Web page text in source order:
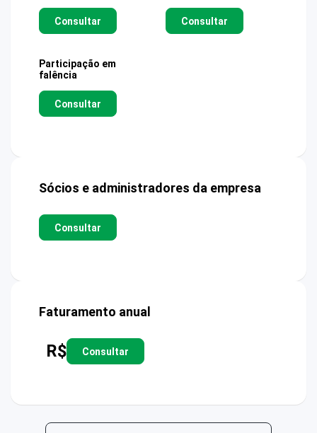
Consultar Consultar
Participação em
falência
Consultar
Sócios e administradores da empresa
Consultar
Faturamento anual
R$ Consultar